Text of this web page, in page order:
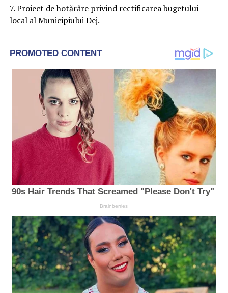
7. Proiect de hotărâre privind rectificarea bugetului
local al Municipiului Dej.